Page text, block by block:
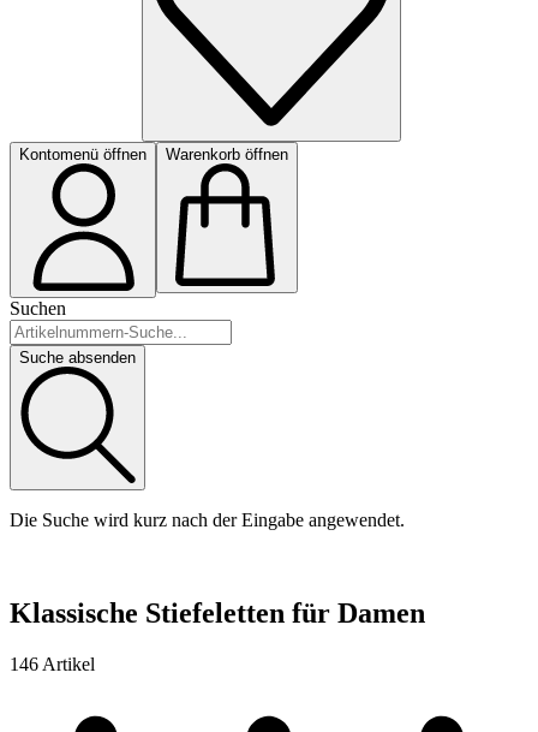
Kontomenü öffnen Warenkorb öffnen
Suchen
Suche absenden
Die Suche wird kurz nach der Eingabe angewendet.
Klassische Stiefeletten für Damen
146 Artikel